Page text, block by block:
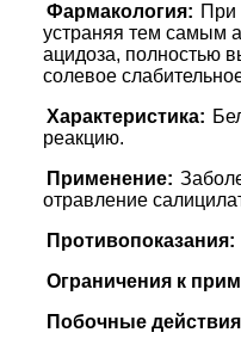
Фармакология: При
устраняя тем самым
ацидоза, полностью
солевое
Характеристика:
реакцию.
Применение:
отравление
Противопоказания:
Ограничения к
Побочные